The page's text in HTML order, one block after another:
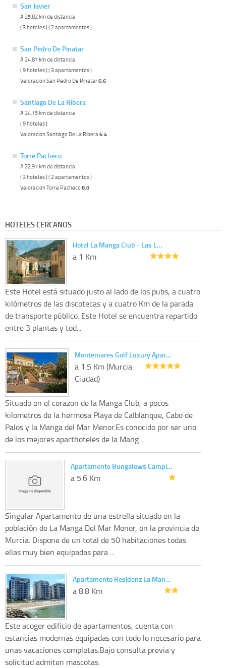
San Javier
A 25.82 km de distancia
( 3 hoteles ) ( 2 apartamentos )
San Pedro De Pinatar
A 24.87 km de distancia
( 9 hoteles ) ( 3 apartamentos )
Valoracion San Pedro De Pinatar6.6
Santiago De La Ribera
A 34.15 km de distancia
( 9 hoteles )
Valoracion Santiago De La Ribera 6.4
Torre Pacheco
A 22.97 km de distancia
( 3 hoteles ) ( 2 apartamentos )
Valoracion Torre Pacheco8.0
HOTELES CERCANOS
Hotel La Manga Club - Las L…
a 1 Km
Este Hotel está situado justo al lado de los pubs, a cuatro
kilómetros de las discotecas y a cuatro Km de la parada
de transporte público. Este Hotel se encuentra repartido
entre 3 plantas y tod...
Montemares Golf Luxury Apar…
a 1.5 Km (Murcia
Ciudad)
Situado en el corazon de la Manga Club, a pocos
kilometros de la hermosa Playa de Calblanque, Cabo de
Palos y la Manga del Mar Menor.Es conocido por ser uno
de los mejores aparthoteles de la Mang...
Apartamento Bungalows Campi…
a 5.6 Km
Singular Apartamento de una estrella situado en la
población de La Manga Del Mar Menor, en la provincia de
Murcia. Dispone de un total de 50 habitaciones todas
ellas muy bien equipadas para ...
Apartamento Residenz La Man…
a 8.8 Km
Este acoger edificio de apartamentos, cuenta con
estancias modernas equipadas con todo lo necesario para
unas vacaciones completas.Bajo consulta previa y
solicitud admiten mascotas.